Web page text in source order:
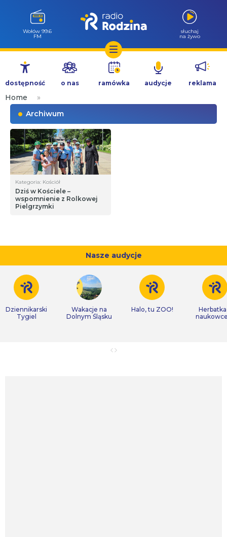
Przejdź
treści
Wołów 99.6
FM
słuchaj
na żywo
dostępność o nas ramówka audycje reklama
Home
»
Archiwum
Kategoria: Kościół
Dziś w Kościele –
wspomnienie z Rolkowej
Pielgrzymki
Nasze audycje
Dziennikarski
Tygiel
Wakacje na
Dolnym Śląsku
Halo, tu ZOO!